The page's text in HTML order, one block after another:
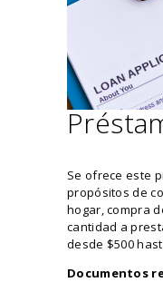
Se ofrece este
propósitos de
hogar, compra
cantidad a
desde $500
Documentos